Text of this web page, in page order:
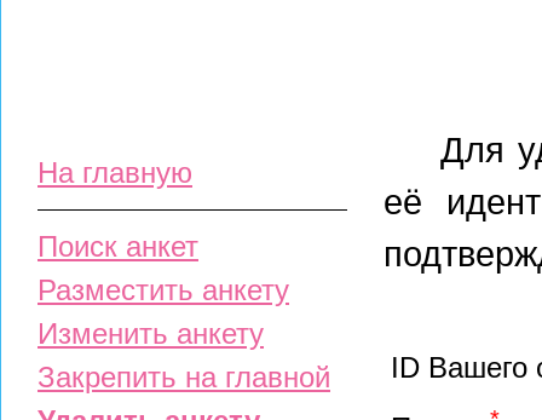
На главную
Поиск анкет
Разместить анкету
Изменить анкету
Закрепить на главной
Для
её
ID Вашего